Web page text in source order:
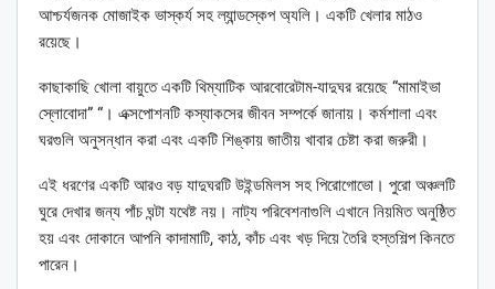
আশ্চর্যজনক মোজাইক ভাস্কর্য সহ ল্যান্ডস্কেপ অ্যলি। একটি খেলার মাঠও
রয়েছে।
কাছাকাছি খোলা বায়ুতে একটি থিম্যাটিক আরবোরেটাম-যাদুঘর রয়েছে “মামাইভা
স্লোবোদা” “। এক্সপোশনটি কস্যাকসের জীবন সম্পর্কে জানায়। কর্মশালা এবং
ঘরগুলি অনুসন্ধান করা এবং একটি শিঙ্কায় জাতীয় খাবার চেষ্টা করা জরুরী।
এই ধরণের একটি আরও বড় যাদুঘরটি উইন্ডমিলস সহ পিরোগোভো। পুরো অঞ্চলটি
ঘুরে দেখার জন্য পাঁচ ঘন্টা যথেষ্ট নয়। নাট্য পরিবেশনাগুলি এখানে নিয়মিত অনুষ্ঠিত
হয় এবং দোকানে আপনি কাদামাটি, কাঠ, কাঁচ এবং খড় দিয়ে তৈরি হস্তশিল্প কিনতে
পারেন।